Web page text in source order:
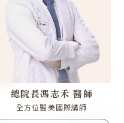
總院長馮志禾 醫師
全方位醫美國際講師